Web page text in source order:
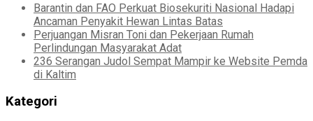
Barantin dan FAO Perkuat Biosekuriti Nasional Hadapi
Ancaman Penyakit Hewan Lintas Batas
Perjuangan Misran Toni dan Pekerjaan Rumah
Perlindungan Masyarakat Adat
236 Serangan Judol Sempat Mampir ke Website Pemda
di Kaltim
Kategori